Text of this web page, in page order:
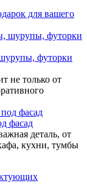
для вашего
футорки
не только от
фасад
деталь, от
кухни, тумбы